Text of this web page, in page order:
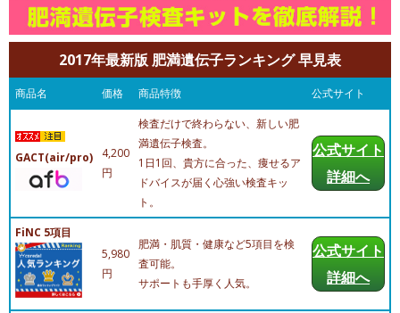
2017年最新版 肥満遺伝子ランキング 早見表
商品名 価格 商品特徴 公式サイト
GACT(air/pro)
4,200
円
検査だけで終わらない、新しい肥
満遺伝子検査。
1日1回、貴方に合った、痩せるア
ドバイスが届く心強い検査キッ
ト。
公式サイト
詳細へ
FiNC 5項目
5,980
円
肥満・肌質・健康など5項目を検
査可能。
サポートも手厚く人気。
公式サイト
詳細へ